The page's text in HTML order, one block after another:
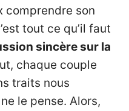
comprendre son
tout ce qu’il faut
sincère sur la
chaque couple
traits nous
le pense. Alors,